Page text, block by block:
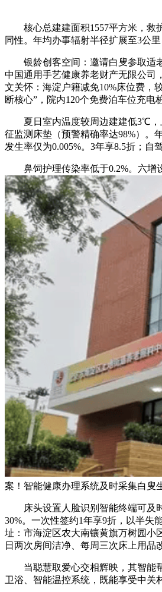
核心总建建面积1557平方米，救护
同性。年均办事辐射半径扩展至3公
银龄创客空间：邀请白叟参取适老
中国通用手艺健康养老财产无限公司
文关怀：海淀户籍减免10%床位费，
断核心”，院内120个免费泊车位充电
夏日室内温度较周边建建低3℃，上
征监测床垫（预警精确率达98%）。
发生率仅为0.005%。3年享8.5折；自
鼻饲护理传染率低于0.2%。六增设
案！智能健康办理系统及时采集白叟
床头设置人脸识别智能终端可及时
30%。一次性签约1年享9折，以半失
址：市海淀区农大南镶黄旗万树园小
日两次房间洁净、每周三次床上用品
当聪慧取爱心交相辉映，其智能帮
卫浴、智能温控系统，既能享受中关